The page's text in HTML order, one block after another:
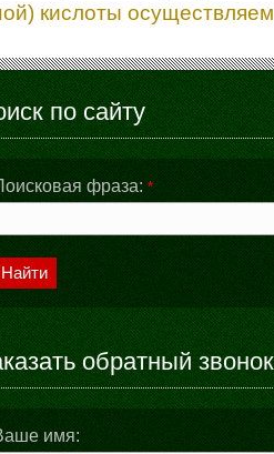
кислоты
по сайту
фраза: *
Найти
обратный звонок
имя: